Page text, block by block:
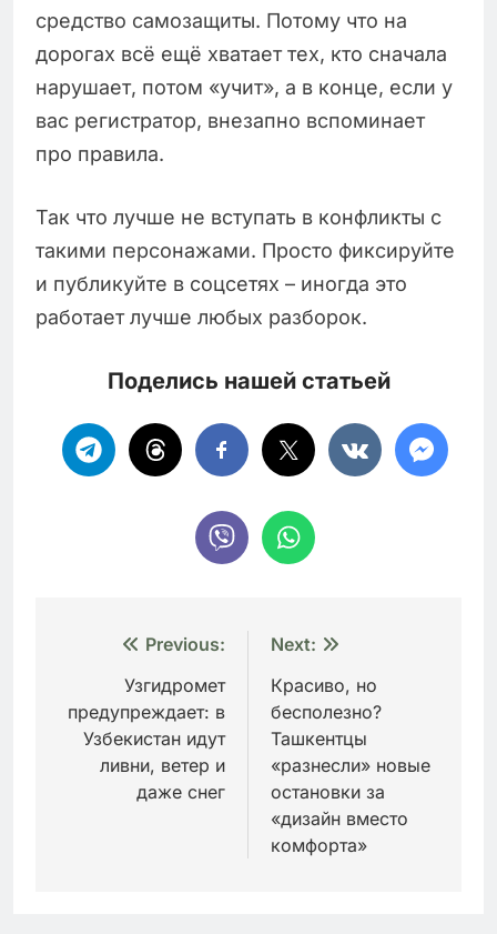
средство самозащиты. Потому что на
дорогах всё ещё хватает тех, кто сначала
нарушает, потом «учит», а в конце, если у
вас регистратор, внезапно вспоминает
про правила.
Так что лучше не вступать в конфликты с
такими персонажами. Просто фиксируйте
и публикуйте в соцсетях – иногда это
работает лучше любых разборок.
Поделись нашей статьей
Навигация
записям
Previous:
Узгидромет
предупреждает: в
Узбекистан идут
ливни, ветер и
даже снег
Next:
Красиво, но
бесполезно?
Ташкентцы
«разнесли» новые
остановки за
«дизайн вместо
комфорта»